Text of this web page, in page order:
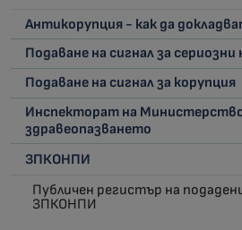
Антикорупция - как да
Подаване на сигнал за
Подаване на сигнал за корупция
Инспекторат на
здравеопазването
ЗПКОНПИ
Публичен регистър на
ЗПКОНПИ